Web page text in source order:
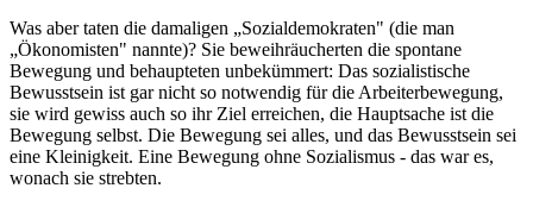
Was aber taten die damaligen „Sozialdemokraten" (die man
„Ökonomisten" nannte)? Sie beweihräucherten die spontane
Bewegung und behaupteten unbekümmert: Das sozialistische
Bewusstsein ist gar nicht so notwendig für die Arbeiterbewegung,
sie wird gewiss auch so ihr Ziel erreichen, die Hauptsache ist die
Bewegung selbst. Die Bewegung sei alles, und das Bewusstsein sei
eine Kleinigkeit. Eine Bewegung ohne Sozialismus - das war es,
wonach sie strebten.